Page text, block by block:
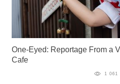
One-Eyed: Reportage From a
Cafe
1 061